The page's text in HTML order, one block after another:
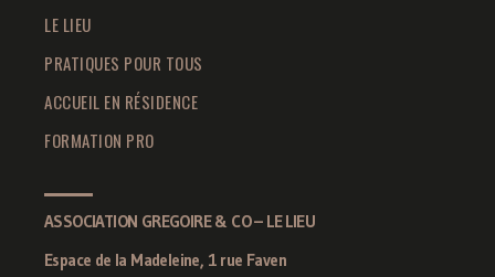
LE LIEU
PRATIQUES POUR TOUS
ACCUEIL EN RÉSIDENCE
FORMATION PRO
ASSOCIATION GREGOIRE & CO – LE LIEU
Espace de la Madeleine, 1 rue Faven